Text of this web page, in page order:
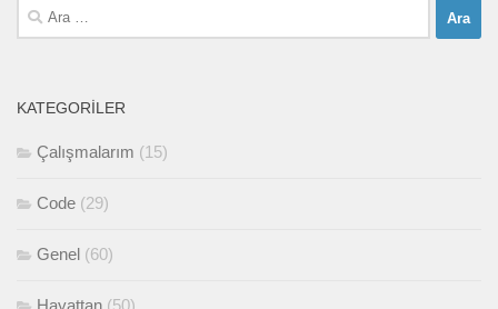
Arama:
KATEGORILER
Çalışmalarım (15)
Code (29)
Genel (60)